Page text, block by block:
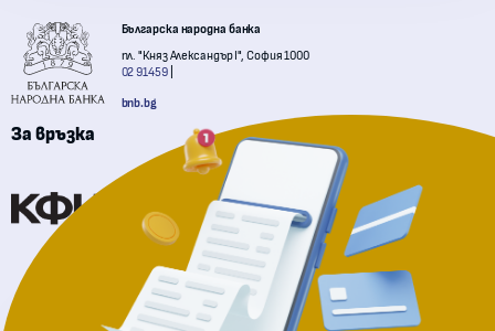
Българска народна банка
пл. "Княз Александър I", София 1000
02 91459
bnb.bg
За връзка
Комисия за финансов надзор
Национална агенция за приходите